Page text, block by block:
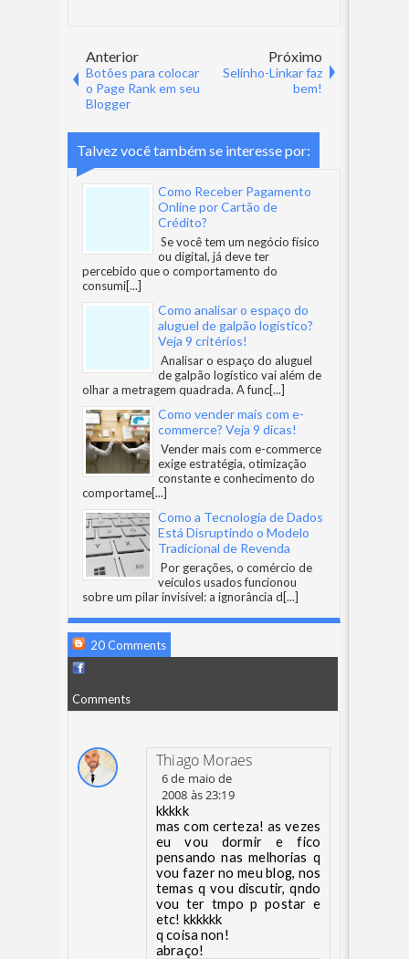
Anterior
Botões para colocar
o Page Rank em seu
Blogger
Próximo
Selinho-Linkar faz
bem!
Talvez você também se interesse por:
Como Receber Pagamento
Online por Cartão de
Crédito?
Se você tem um negócio físico
ou digital, já deve ter
percebido que o comportamento do
consumi[...]
Como analisar o espaço do
aluguel de galpão logístico?
Veja 9 critérios!
Analisar o espaço do aluguel
de galpão logístico vai além de
olhar a metragem quadrada. A func[...]
Como vender mais com e-
commerce? Veja 9 dicas!
Vender mais com e-commerce
exige estratégia, otimização
constante e conhecimento do
comportame[...]
Como a Tecnologia de Dados
Está Disruptindo o Modelo
Tradicional de Revenda
Por gerações, o comércio de
veículos usados funcionou
sobre um pilar invisível: a ignorância d[...]
20 Comments
Comments
Thiago Moraes
6 de maio de
2008 às 23:19
kkkkk
mas com certeza! as vezes
eu vou dormir e fico
pensando nas melhorias q
vou fazer no meu blog, nos
temas q vou discutir, qndo
vou ter tmpo p postar e
etc! kkkkkk
q coisa non!
abraço!